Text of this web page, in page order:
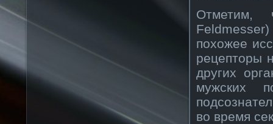
Отметим,
похожее
рецепторы
других
мужских
во время